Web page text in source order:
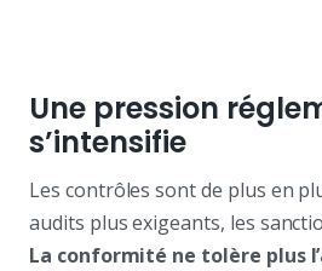
Une pression
s’intensifie
Les contrôles sont de plus en
audits plus exigeants, les
La conformité ne tolère plus